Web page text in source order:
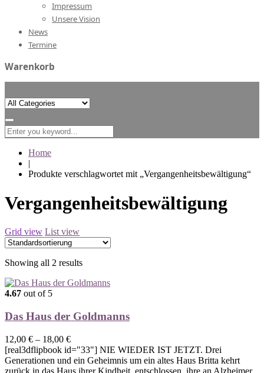
Impressum
Unsere Vision
News
Termine
Warenkorb
Search
for:
Home
|
Produkte verschlagwortet mit „Vergangenheitsbewältigung“
Vergangenheitsbewältigung
Grid view List view
Showing all 2 results
4.67 out of 5
Das Haus der Goldmanns
12,00 € – 18,00 €
[real3dflipbook id="33"] NIE WIEDER IST JETZT. Drei
Generationen und ein Geheimnis um ein altes Haus Britta kehrt
zurück in das Haus ihrer Kindheit, entschlossen, ihre an Alzheimer